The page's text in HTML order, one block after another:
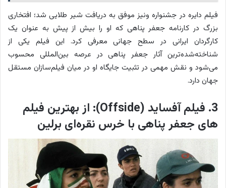
فیلم دایره در جشنواره ونیز موفق به دریافت شیر طلایی شد؛ افتخاری
بزرگ در کارنامه جعفر پناهی که او را بیش از پیش به عنوان یک
کارگردان ایرانی در سطح جهانی معرفی کرد. این فیلم یکی از
شناخته‌شده‌ترین آثار جعفر پناهی در عرصه بین‌المللی محسوب
می‌شود و نقش مهمی در تثبیت جایگاه او در میان فیلم‌سازان مستقل
جهان دارد.
3. فیلم آفساید (Offside): از بهترین فیلم
های جعفر پناهی با خرس نقره‌ای برلین